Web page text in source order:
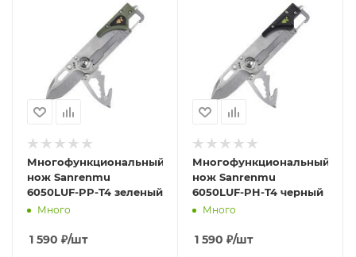
Многофункциональный
нож Sanrenmu
6050LUF-PP-T4 зеленый
Много
1 590 ₽/шт
Многофункциональный
нож Sanrenmu
6050LUF-PH-T4 черный
Много
1 590 ₽/шт